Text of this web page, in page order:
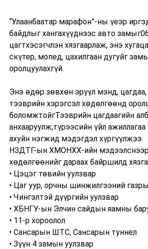
“Улаанбаатар марафон”-ны үеэр
байдлыг хангахүүднээс авто
цагтхэсэгчлэн хязгаарлаж, энэ
скүтер, мопед, цахилгаан дугуйг
оролцуулахгүй.
Энэ өдөр зөвхөн эрүүл мэнд,
тээврийн хэрэгсэл хөдөлгөөнд
боломжтойгТээврийн цагдаагийн
анхааруулж,түрээсийн үйл
ахуйн нэгжид мэдэгдэл хүргүүлжээ.
НЗДТГ-ын ХМОНХХ-ийн
хөдөлгөөнийг дараах байршилд
• Цэцэг төвийн уулзвар
• Цаг уур, орчны шинжилгээний
• Чингэлтэй дүүргийн уулзвар
• ХБНГУ-ын Элчин сайдын яамны
• 11-р хороолол
• Сансарын ШТС, Сансарын туннел
• Зүүн 4 замын уулзвар